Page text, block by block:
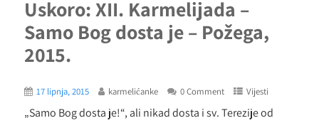
Uskoro: XII. Karmelijada –
Samo Bog dosta je – Požega,
2015.
17 lipnja, 2015 karmelićanke 0 Comment Vijesti
„Samo Bog dosta je!“, ali nikad dosta i sv. Terezije od